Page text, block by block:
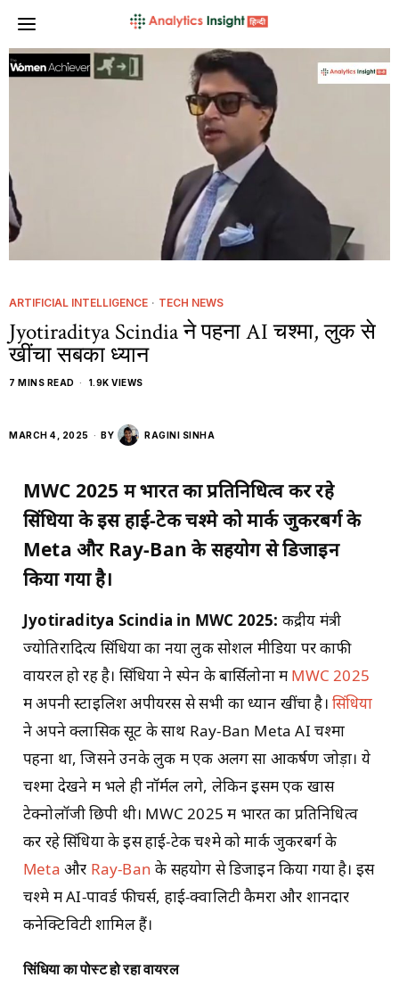
ARTIFICIAL INTELLIGENCE · TECH NEWS
Jyotiraditya Scindia ने पहना AI चश्मा, लुक से
खींचा सबका ध्यान
7 MINS READ 1.9K VIEWS
MARCH 4, 2025 BY RAGINI SINHA
MWC 2025 में भारत का प्रतिनिधित्व कर रहे
सिंधिया के इस हाई-टेक चश्मे को मार्क जुकरबर्ग के
Meta और Ray-Ban के सहयोग से डिजाइन
किया गया है।
Jyotiraditya Scindia in MWC 2025: केंद्रीय मंत्री
ज्योतिरादित्य सिंधिया का नया लुक सोशल मीडिया पर काफी
वायरल हो रह है। सिंधिया ने स्पेन के बार्सिलोना में MWC 2025
में अपनी स्टाइलिश अपीयरेंस से सभी का ध्यान खींचा है। सिंधिया
ने अपने क्लासिक सूट के साथ Ray-Ban Meta AI चश्मा
पहना था, जिसने उनके लुक में एक अलग सा आकर्षण जोड़ा। ये
चश्मा देखने में भले ही नॉर्मल लगे, लेकिन इसमें एक खास
टेक्नोलॉजी छिपी थी। MWC 2025 में भारत का प्रतिनिधित्व
कर रहे सिंधिया के इस हाई-टेक चश्मे को मार्क जुकरबर्ग के
Meta और Ray-Ban के सहयोग से डिजाइन किया गया है। इस
चश्मे में AI-पावर्ड फीचर्स, हाई-क्वालिटी कैमरा और शानदार
कनेक्टिविटी शामिल हैं।
सिंधिया का पोस्ट हो रहा वायरल